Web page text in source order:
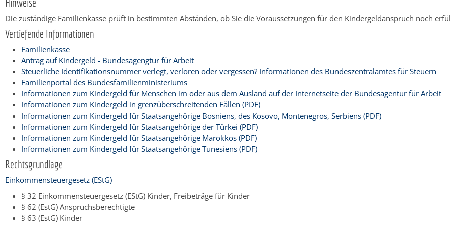
Die zuständige Familienkasse prüft in bestimmten Abständen, ob Sie die Voraussetzungen für den Kindergeldanspruch noch
Vertiefende Informationen
Familienkasse
Antrag auf Kindergeld - Bundesagengtur für Arbeit
Steuerliche Identifikationsnummer verlegt, verloren oder vergessen? Informationen des Bundeszentralamtes für Steuern
Familienportal des Bundesfamilienministeriums
Informationen zum Kindergeld für Menschen im oder aus dem Ausland auf der Internetseite der Bundesagentur für Arbeit
Informationen zum Kindergeld in grenzüberschreitenden Fällen (PDF)
Informationen zum Kindergeld für Staatsangehörige Bosniens, des Kosovo, Montenegros, Serbiens (PDF)
Informationen zum Kindergeld für Staatsangehörige der Türkei (PDF)
Informationen zum Kindergeld für Staatsangehörige Marokkos (PDF)
Informationen zum Kindergeld für Staatsangehörige Tunesiens (PDF)
Rechtsgrundlage
Einkommensteuergesetz (EStG)
§ 32 Einkommensteuergesetz (EStG) Kinder, Freibeträge für Kinder
§ 62 (EstG) Anspruchsberechtigte
§ 63 (EstG) Kinder